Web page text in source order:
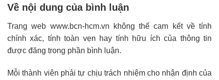
Về nội dung của bình luận
Trang web www.bcn-hcm.vn không thể cam kết về tính
chính xác, tính toàn vẹn hay tính hữu ích của thông tin
được đăng trong phần bình luận.
Mỗi thành viên phải tự chịu trách nhiệm cho nhận định của